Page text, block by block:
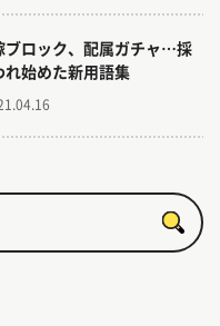
：100アカウント以上
以上
た経験とノウハウをもと
ブロック、配属ガチャ…採
れ始めた新用語集